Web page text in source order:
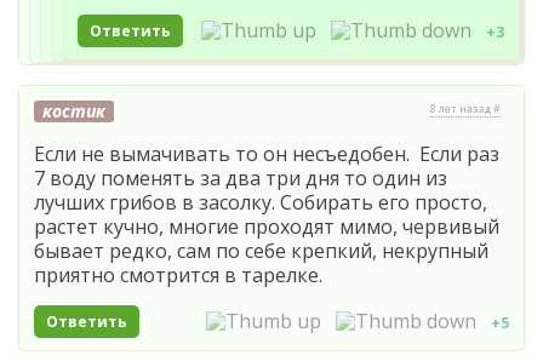
Ответить +3
костик 8 лет назад #
Если не вымачивать то он несъедобен. Если раз
7 воду поменять за два три дня то один из
лучших грибов в засолку. Собирать его просто,
растет кучно, многие проходят мимо, червивый
бывает редко, сам по себе крепкий, некрупный
приятно смотрится в тарелке.
Ответить +5